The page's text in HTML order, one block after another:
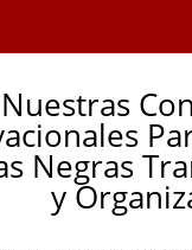
Nuestras
Negras
y